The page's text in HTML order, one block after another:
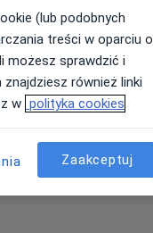
(lub podobnych
treści w oparciu o
możesz sprawdzić i
również linki
w polityka cookies
Zaakceptuj